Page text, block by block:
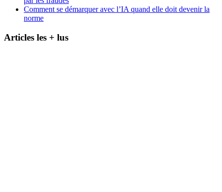
Comment se démarquer avec l’IA quand elle doit devenir la
norme
Articles les + lus